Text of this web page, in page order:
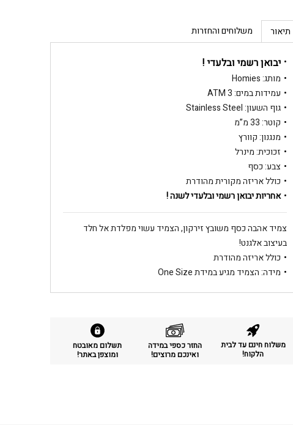
תיאור משלוחים והחזרות
יבואן רשמי ובלעדי !
מותג: Homies
עמידות במים: ATM 3
גוף השעון: Stainless Steel
קוטר: 33 מ”מ
מנגנון: קוורץ
זכוכית: מינרל
צבע: כסף
כולל אריזה מקורית מהודרת
אחריות יבואן רשמי ובלעדי לשנה !
צמיד אהבה כסף משובץ זירקון, הצמיד עשוי מפלדת אל חלד
בעיצוב אלגנט!
כולל אריזה מהודרת
מידה: הצמיד מגיע במידת One Size
משלוח חינם עד לבית
הלקוח!
החזר כספי במידה
ואינכם מרוצים!
תשלום מאובטח
ומוצפן באתר!